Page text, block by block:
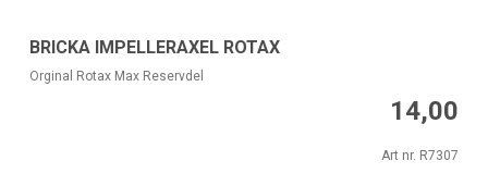
BRICKA IMPELLERAXEL ROTAX
Orginal Rotax Max Reservdel
14,00
Art nr. R7307